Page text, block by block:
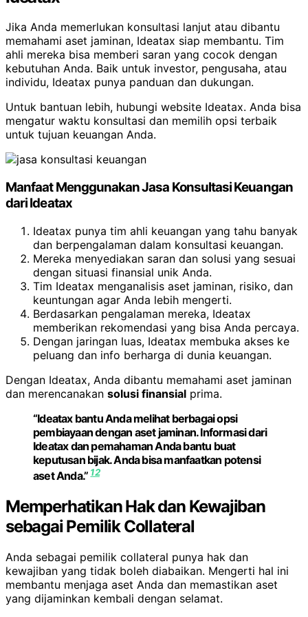
Jika Anda memerlukan konsultasi lanjut atau dibantu
memahami aset jaminan, Ideatax siap membantu. Tim
ahli mereka bisa memberi saran yang cocok dengan
kebutuhan Anda. Baik untuk investor, pengusaha, atau
individu, Ideatax punya panduan dan dukungan.
Untuk bantuan lebih, hubungi website Ideatax. Anda bisa
mengatur waktu konsultasi dan memilih opsi terbaik
untuk tujuan keuangan Anda.
Manfaat Menggunakan Jasa Konsultasi Keuangan
dari Ideatax
Ideatax punya tim ahli keuangan yang tahu banyak
dan berpengalaman dalam konsultasi keuangan.
Mereka menyediakan saran dan solusi yang sesuai
dengan situasi finansial unik Anda.
Tim Ideatax menganalisis aset jaminan, risiko, dan
keuntungan agar Anda lebih mengerti.
Berdasarkan pengalaman mereka, Ideatax
memberikan rekomendasi yang bisa Anda percaya.
Dengan jaringan luas, Ideatax membuka akses ke
peluang dan info berharga di dunia keuangan.
Dengan Ideatax, Anda dibantu memahami aset jaminan
dan merencanakan solusi finansial prima.
“Ideatax bantu Anda melihat berbagai opsi
pembiayaan dengan aset jaminan. Informasi dari
Ideatax dan pemahaman Anda bantu buat
keputusan bijak. Anda bisa manfaatkan potensi
aset Anda.”12
Memperhatikan Hak dan Kewajiban
sebagai Pemilik Collateral
Anda sebagai pemilik collateral punya hak dan
kewajiban yang tidak boleh diabaikan. Mengerti hal ini
membantu menjaga aset Anda dan memastikan aset
yang dijaminkan kembali dengan selamat.